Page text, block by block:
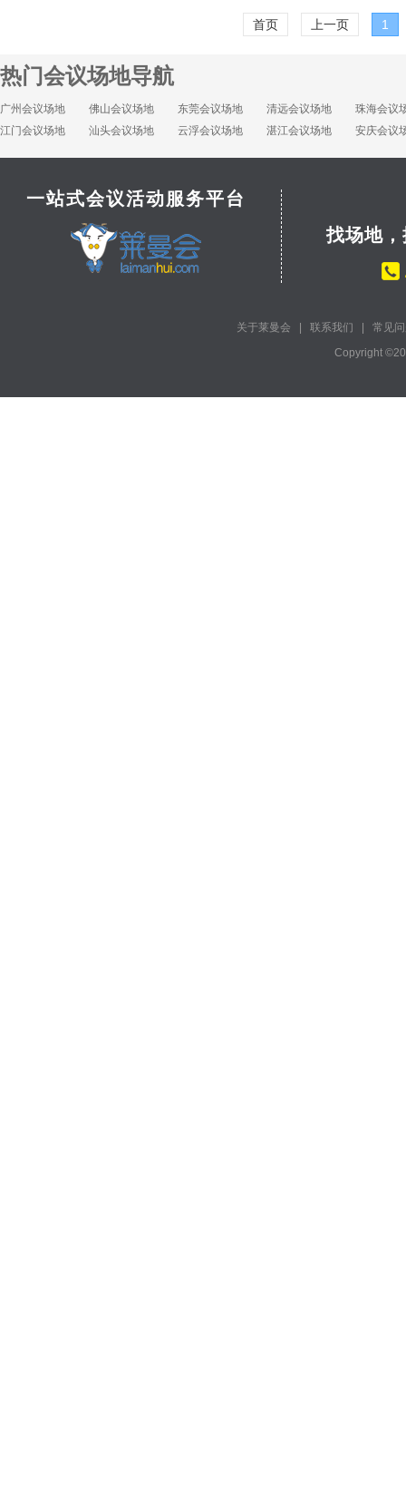
首页 上一页 1
热门会议场地导航
广州会议场地 佛山会议场地 东莞会议场地 清远会议场地
珠海会议
江门会议场地
汕头会议场地 云浮会议场地 湛江会议场地 安庆会议
一站式会议活动服务平台
找场地
关于莱曼会 联系我们
常见
Copyright